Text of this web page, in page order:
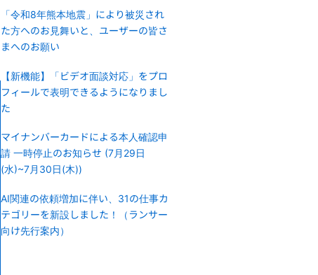
「令和8年熊本地震」により被災され
た方へのお見舞いと、ユーザーの皆さ
まへのお願い
【新機能】「ビデオ面談対応」をプロ
フィールで表明できるようになりまし
た
マイナンバーカードによる本人確認申
請 一時停止のお知らせ (7月29日
(水)~7月30日(木))
AI関連の依頼増加に伴い、31の仕事カ
テゴリーを新設しました！（ランサー
向け先行案内）